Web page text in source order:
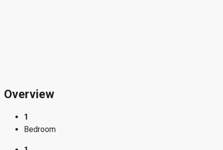
Overview
1
Bedroom